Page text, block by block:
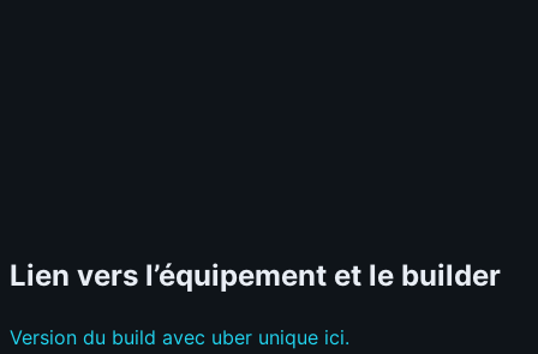
Lien vers l’équipement et le builder
Version du build avec uber unique ici.